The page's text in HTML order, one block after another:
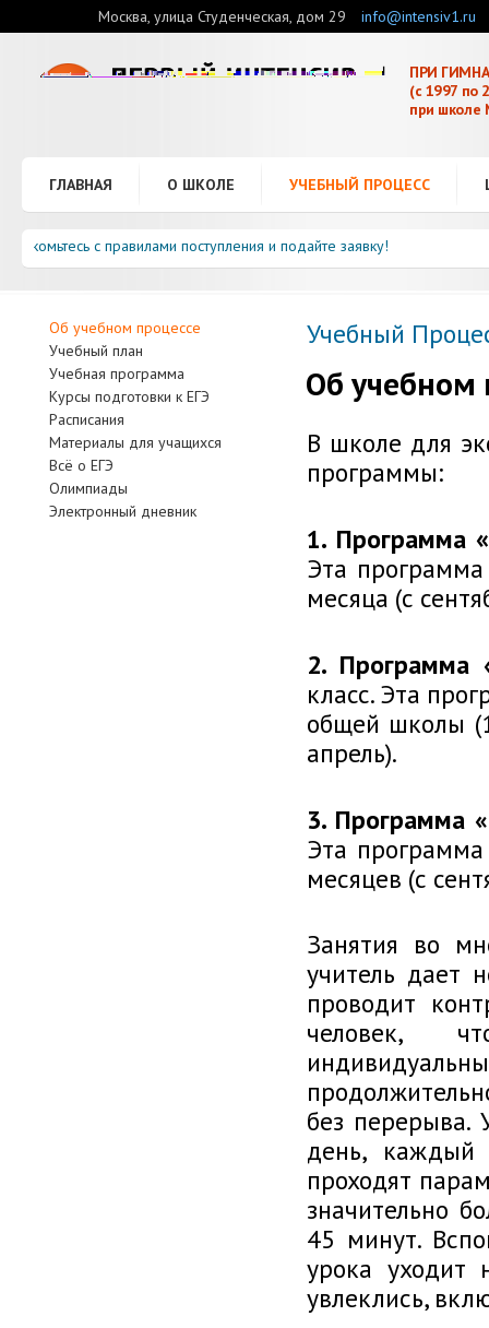
Москва, улица Студенческая, дом 29 info@intensiv1.ru
ПРИ
(с 1997 по
при школе
ГЛАВНАЯ О ШКОЛЕ УЧЕБНЫЙ ПРОЦЕСС
с правилами поступления и подайте заявку!
Учебный
Об учебном
В школе для
программы:
1. Программа
Эта
месяца (с
2. Программа
класс. Эта
общей школы
апрель).
3. Программа
Эта
месяцев (с
Занятия во
учитель дает
проводит
человек,
без перерыва.
день,
проходят
значительно
45 минут.
урока уходит
увлеклись,
Об учебном процессе
Учебный план
Учебная программа
Курсы подготовки к ЕГЭ
Расписания
Материалы для учащихся
Всё о ЕГЭ
Олимпиады
Электронный дневник